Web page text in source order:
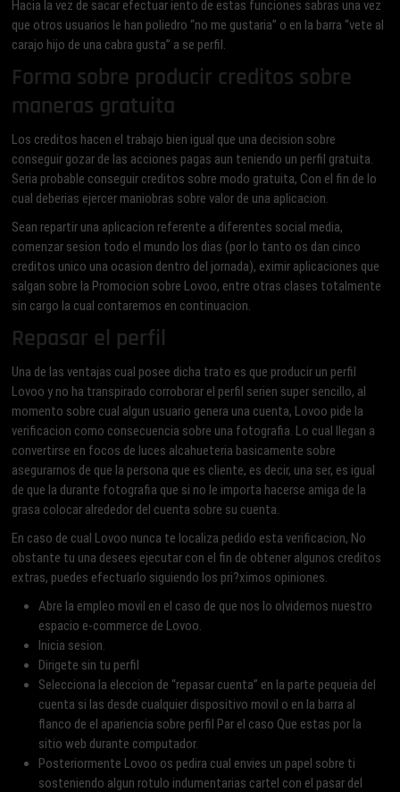
Hacia la vez de sacar efectuar iento de estas funciones sabras una vez
que otros usuarios le han poliedro “no me gustaria” o en la barra “vete al
carajo hijo de una cabra gusta” a se perfil.
Forma sobre producir creditos sobre
maneras gratuita
Los creditos hacen el trabajo bien igual que una decision sobre
conseguir gozar de las acciones pagas aun teniendo un perfil gratuita.
Seri­a probable conseguir creditos sobre modo gratuita, Con el fin de lo
cual deberias ejercer maniobras sobre valor de una aplicacion.
Sean repartir una aplicacion referente a diferentes social media,
comenzar sesion todo el mundo los dias (por lo tanto os dan cinco
creditos unico una ocasion dentro del jornada), eximir aplicaciones que
salgan sobre la Promocion sobre Lovoo, entre otras clases totalmente
sin cargo la cual contaremos en continuacion.
Repasar el perfil
Una de las ventajas cual posee dicha trato es que producir un perfil
Lovoo y no ha transpirado corroborar el perfil seri­en super sencillo, al
momento sobre cual algun usuario genera una cuenta, Lovoo pide la
verificacion como consecuencia sobre una fotografia. Lo cual llegan a
convertirse en focos de luces alcahueteria basicamente sobre
asegurarnos de que la persona que es cliente, es decir, una ser, es igual
de que la durante fotografia que si no le importa hacerse amiga de la
grasa colocar alrededor del cuenta sobre su cuenta.
En caso de cual Lovoo nunca te localiza pedido esta verificacion, No
obstante tu una desees ejecutar con el fin de obtener algunos creditos
extras, puedes efectuarlo siguiendo los pri?ximos opiniones.
Abre la empleo movil en el caso de que nos lo olvidemos nuestro
espacio e-commerce de Lovoo.
Inicia sesion.
Dirigete sin tu perfil
Selecciona la eleccion de “repasar cuenta” en la parte pequeia del
cuenta si las desde cualquier dispositivo movil o en la barra al
flanco de el apariencia sobre perfil Par el caso Que estas por la
sitio web durante computador.
Posteriormente Lovoo os pedira cual envies un papel sobre ti
sosteniendo algun rotulo indumentarias cartel con el pasar del